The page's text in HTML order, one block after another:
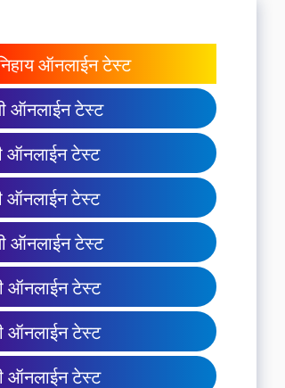
निहाय ऑनलाईन टेस्ट
ऑनलाईन टेस्ट
ऑनलाईन टेस्ट
ऑनलाईन टेस्ट
ऑनलाईन टेस्ट
ऑनलाईन टेस्ट
ऑनलाईन टेस्ट
ऑनलाईन टेस्ट